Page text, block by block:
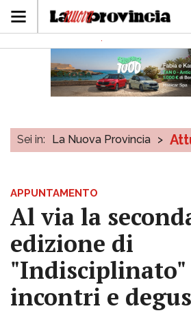
Sei in: La Nuova Provincia >
APPUNTAMENTO
Al via la
edizione di
incontri e